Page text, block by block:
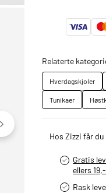
Relaterte
Hverdagskjoler
Tunikaer
Hos Zizzi får du
Gratis
ellers 19,-
Rask